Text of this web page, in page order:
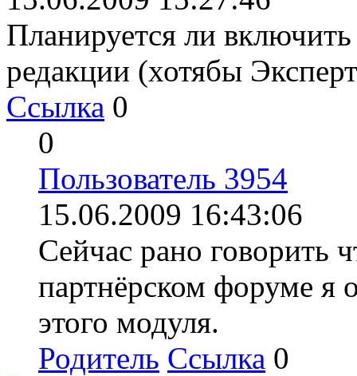
Планируется ли
редакции (хотябы
Ссылка 0
0
Пользователь 3954
15.06.2009 16:43:06
Сейчас рано говорить
партнёрском форуме я
этого модуля.
Родитель Ссылка 0